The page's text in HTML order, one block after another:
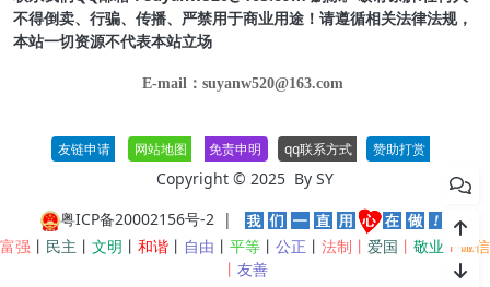
不得倒卖、行骗、传播、严禁用于商业用途！请遵循相关法律法规，
本站一切资源不代表本站立场
E-mail：suyanw520@163.com
友链申请 网站地图 免责申明 qq联系方式 赞助打赏
Copyright © 2025 By SY
粤ICP备20002156号-2|
富强 丨 民主 丨 文明 丨 和谐 丨 自由 丨 平等 丨 公正 丨 法制丨 爱国 丨 敬业 丨 诚信
丨 友善